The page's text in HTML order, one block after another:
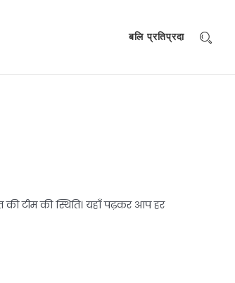
बलि प्रतिप्रदा
टीम की स्थिति। यहाँ पढ़कर आप हर